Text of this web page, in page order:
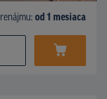
od 1 mesiaca